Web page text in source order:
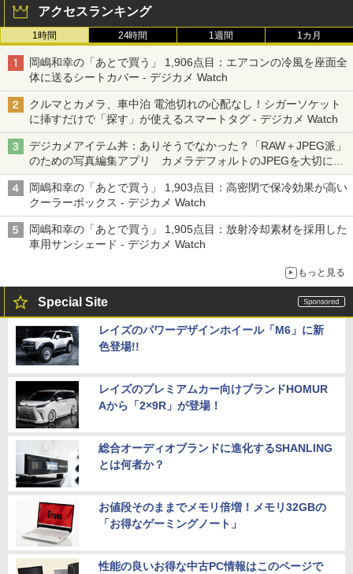
アクセスランキング
1時間 24時間 1週間 1カ月
岡嶋和幸の「あとで買う」 1,906点目：エアコンの冷風を座面全
体に送るシートカバー - デジカメ Watch
クルマとカメラ、車中泊 電池切れの心配なし！シガーソケット
に挿すだけで「探す」が使えるスマートタグ - デジカメ Watch
デジカメアイテム丼：ありそうでなかった？「RAW＋JPEG派」
のための写真編集アプリ カメラデフォルトのJPEGを大切にす
る「Filmator」
岡嶋和幸の「あとで買う」 1,903点目：高密閉で保冷効果が高い
クーラーボックス - デジカメ Watch
岡嶋和幸の「あとで買う」 1,905点目：放射冷却素材を採用した
車用サンシェード - デジカメ Watch
もっと見る
Special Site
レイズのパワーデザインホイール「M6」に新
色登場!!
レイズのプレミアムカー向けブランドHOMUR
Aから「2×9R」が登場！
総合オーディオブランドに進化するSHANLING
とは何者か？
お値段そのままでメモリ倍増！メモリ32GBの
「お得なゲーミングノート」
性能の良いお得な中古PC情報はこのページで